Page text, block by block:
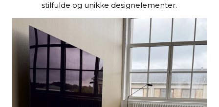
stilfulde og unikke designelementer.